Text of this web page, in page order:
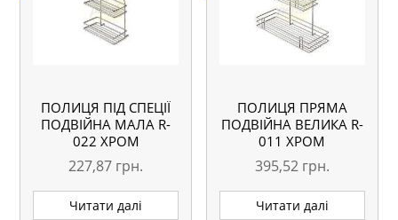
ПОЛИЦЯ ПІД СПЕЦІЇ
ПОДВІЙНА МАЛА R-
022 ХРОМ
227,87 грн.
Читати далі
ПОЛИЦЯ ПРЯМА
ПОДВІЙНА ВЕЛИКА R-
011 ХРОМ
395,52 грн.
Читати далі